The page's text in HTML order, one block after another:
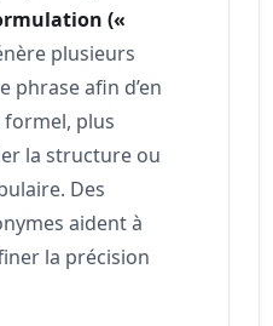
(«
plusieurs
phrase afin d’en
plus
la structure ou
Des
aident à
la précision